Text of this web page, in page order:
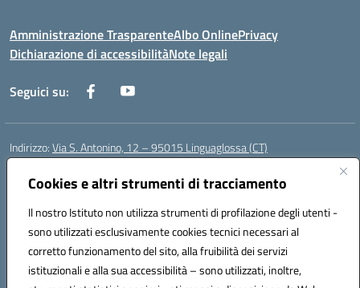
Cookies e altri strumenti di tracciamento
Il nostro Istituto non utilizza strumenti di profilazione degli utenti -
sono utilizzati esclusivamente cookies tecnici necessari al
corretto funzionamento del sito, alla fruibilità dei servizi
istituzionali e alla sua accessibilità – sono utilizzati, inoltre,
Amministrazione TrasparenteAlbo OnlinePrivacy
Dichiarazione di accessibilitàNote legali
Seguici su:
Indirizzo:Via S. Antonino, 12 – 95015 Linguaglossa (CT)
Centralino:
Posta elettronica certificata (PEC):ctic83200r@pec.istruzione.it
Codice fiscale: 83002470876
Codice meccanografico:CTIC83200R
Codice Indice delle Pubbliche Amministrazioni (IPA): istsc_CTIC83200R
Codice unico di fatturazione (CUF): UF7TEB